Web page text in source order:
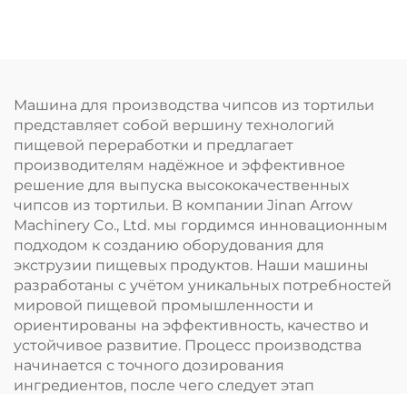
Машина для производства чипсов из тортильи
представляет собой вершину технологий
пищевой переработки и предлагает
производителям надёжное и эффективное
решение для выпуска высококачественных
чипсов из тортильи. В компании Jinan Arrow
Machinery Co., Ltd. мы гордимся инновационным
подходом к созданию оборудования для
экструзии пищевых продуктов. Наши машины
разработаны с учётом уникальных потребностей
мировой пищевой промышленности и
ориентированы на эффективность, качество и
устойчивое развитие. Процесс производства
начинается с точного дозирования
ингредиентов, после чего следует этап